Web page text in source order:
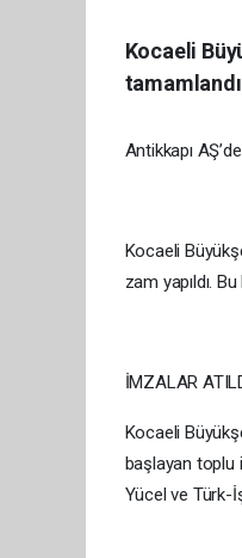
Kocaeli
Antikkapı
Kocaeli
zam yapıldı.
İMZALAR
Kocaeli
başlayan toplu
Yücel ve Türk-